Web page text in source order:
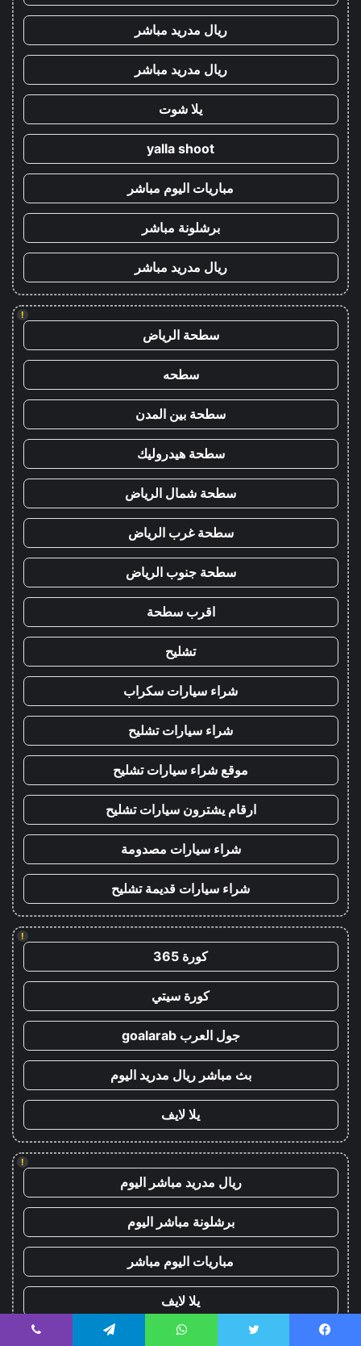
ريال مدريد مباشر
ريال مدريد مباشر
يلا شوت
yalla shoot
مباريات اليوم مباشر
برشلونة مباشر
ريال مدريد مباشر
!
سطحة الرياض
سطحه
سطحة بين المدن
سطحة هيدروليك
سطحة شمال الرياض
سطحة غرب الرياض
سطحة جنوب الرياض
اقرب سطحة
تشليح
شراء سيارات سكراب
شراء سيارات تشليح
موقع شراء سيارات تشليح
ارقام يشترون سيارات تشليح
شراء سيارات مصدومة
شراء سيارات قديمة تشليح
!
كورة 365
كورة سيتي
جول العرب goalarab
بث مباشر ريال مدريد اليوم
يلا لايف
!
ريال مدريد مباشر اليوم
برشلونة مباشر اليوم
مباريات اليوم مباشر
يلا لايف